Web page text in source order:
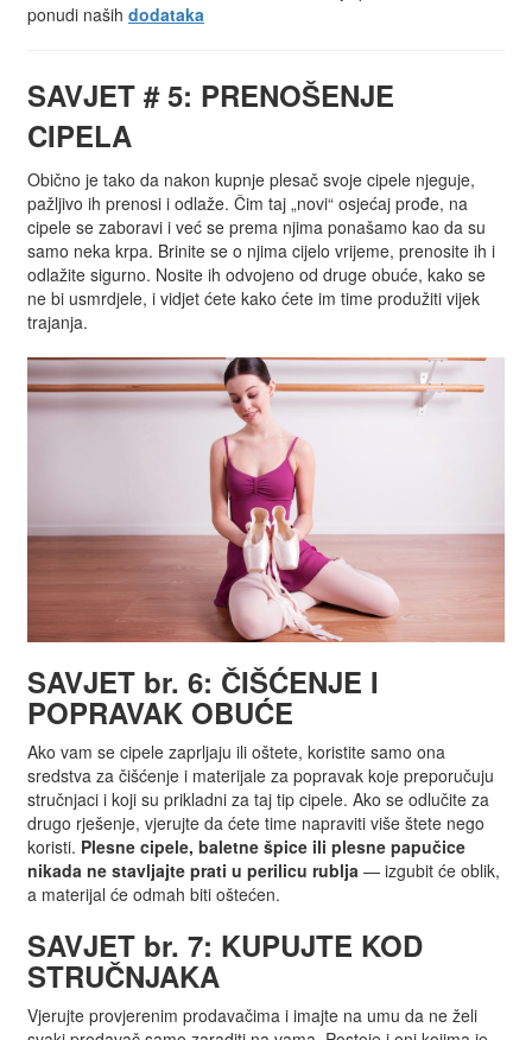
ponudi naših dodataka
SAVJET # 5: PRENOŠENJE
CIPELA
Obično je tako da nakon kupnje plesač svoje cipele njeguje,
pažljivo ih prenosi i odlaže. Čim taj „novi“ osjećaj prođe, na
cipele se zaboravi i već se prema njima ponašamo kao da su
samo neka krpa. Brinite se o njima cijelo vrijeme, prenosite ih i
odlažite sigurno. Nosite ih odvojeno od druge obuće, kako se
ne bi usmrdjele, i vidjet ćete kako ćete im time produžiti vijek
trajanja.
SAVJET br. 6: ČIŠĆENJE I
POPRAVAK OBUĆE
Ako vam se cipele zaprljaju ili oštete, koristite samo ona
sredstva za čišćenje i materijale za popravak koje preporučuju
stručnjaci i koji su prikladni za taj tip cipele. Ako se odlučite za
drugo rješenje, vjerujte da ćete time napraviti više štete nego
koristi. Plesne cipele, baletne špice ili plesne papučice
nikada ne stavljajte prati u perilicu rublja — izgubit će oblik,
a materijal će odmah biti oštećen.
SAVJET br. 7: KUPUJTE KOD
STRUČNJAKA
Vjerujte provjerenim prodavačima i imajte na umu da ne želi